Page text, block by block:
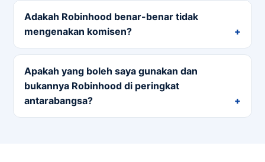
Adakah Robinhood benar-benar tidak
mengenakan komisen?
Apakah yang boleh saya gunakan dan
bukannya Robinhood di peringkat
antarabangsa?